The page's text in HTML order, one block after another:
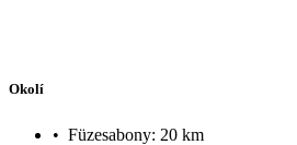
Okolí
• Füzesabony: 20 km